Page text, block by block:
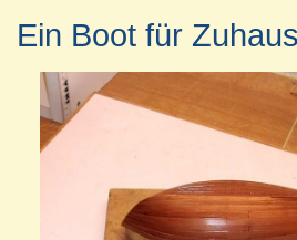
Ein Boot für